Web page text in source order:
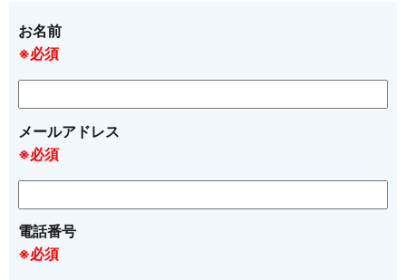
お名前
※必須
メールアドレス
※必須
電話番号
※必須